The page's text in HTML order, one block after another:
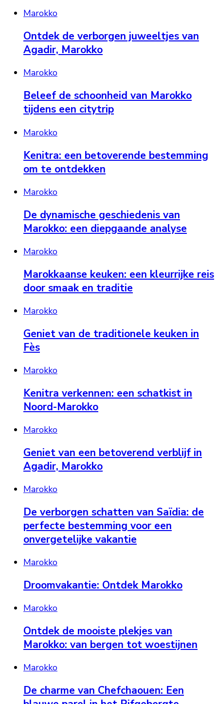
Marokko
Ontdek de verborgen juweeltjes van
Agadir, Marokko
Marokko
Beleef de schoonheid van Marokko
tijdens een citytrip
Marokko
Kenitra: een betoverende bestemming
om te ontdekken
Marokko
De dynamische geschiedenis van
Marokko: een diepgaande analyse
Marokko
Marokkaanse keuken: een kleurrijke reis
door smaak en traditie
Marokko
Geniet van de traditionele keuken in
Fès
Marokko
Kenitra verkennen: een schatkist in
Noord-Marokko
Marokko
Geniet van een betoverend verblijf in
Agadir, Marokko
Marokko
De verborgen schatten van Saïdia: de
perfecte bestemming voor een
onvergetelijke vakantie
Marokko
Droomvakantie: Ontdek Marokko
Marokko
Ontdek de mooiste plekjes van
Marokko: van bergen tot woestijnen
Marokko
De charme van Chefchaouen: Een